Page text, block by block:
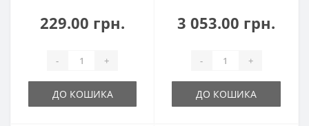
229.00 грн.
- +
ДО КОШИКА
3 053.00 грн.
- +
ДО КОШИКА